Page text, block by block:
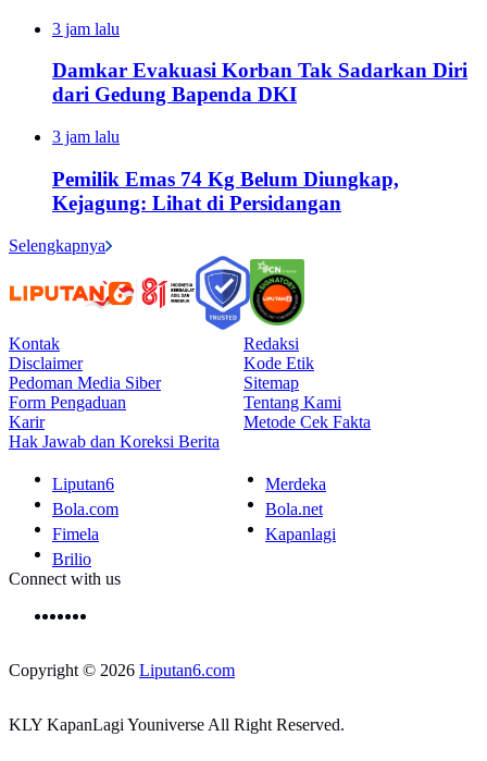
3 jam lalu
Damkar Evakuasi Korban Tak Sadarkan Diri
dari Gedung Bapenda DKI
3 jam lalu
Pemilik Emas 74 Kg Belum Diungkap,
Kejagung: Lihat di Persidangan
Selengkapnya
Kontak
Redaksi
Disclaimer
Kode Etik
Pedoman Media Siber
Sitemap
Form Pengaduan
Tentang Kami
Karir
Metode Cek Fakta
Hak Jawab dan Koreksi Berita
Liputan6
Merdeka
Bola.com
Bola.net
Fimela
Kapanlagi
Brilio
Connect with us
Copyright © 2026 Liputan6.com
KLY KapanLagi Youniverse All Right Reserved.